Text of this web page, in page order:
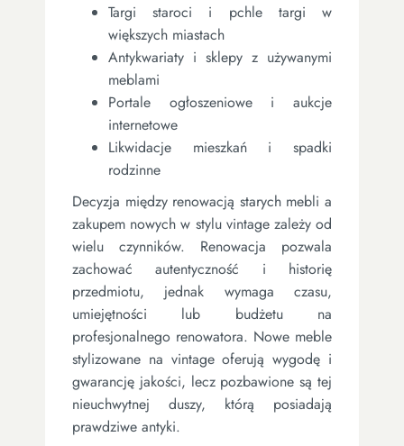
Targi staroci i pchle targi w
większych miastach
Antykwariaty i sklepy z używanymi
meblami
Portale ogłoszeniowe i aukcje
internetowe
Likwidacje mieszkań i spadki
rodzinne
Decyzja między renowacją starych mebli a
zakupem nowych w stylu vintage zależy od
wielu czynników. Renowacja pozwala
zachować autentyczność i historię
przedmiotu, jednak wymaga czasu,
umiejętności lub budżetu na
profesjonalnego renowatora. Nowe meble
stylizowane na vintage oferują wygodę i
gwarancję jakości, lecz pozbawione są tej
nieuchwytnej duszy, którą posiadają
prawdziwe antyki.